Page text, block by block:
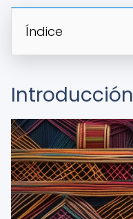
Índice
Introducción